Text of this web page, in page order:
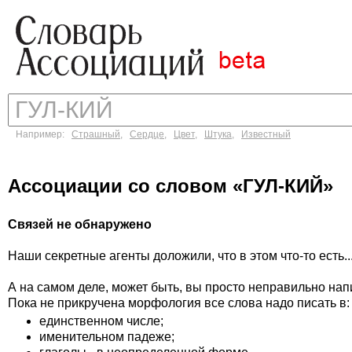
Например: Страшный, Сердце, Цвет, Штука, Известный
Ассоциации со словом «ГУЛ-КИЙ»
Связей не обнаружено
Наши секретные агенты доложили, что в этом что-то
А на самом деле, может быть, вы просто неправильно
Пока не прикручена морфология все слова надо писать в:
единственном числе;
именительном падеже;